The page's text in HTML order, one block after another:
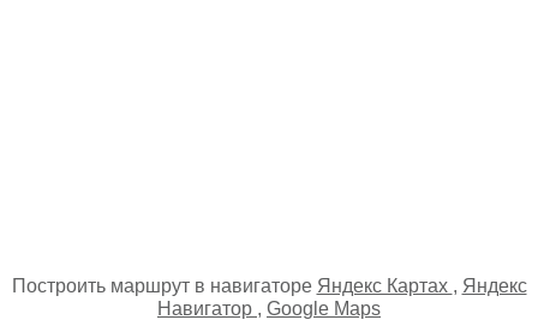
Построить маршрут в навигаторе Яндекс Картах , Яндекс
Навигатор , Google Maps